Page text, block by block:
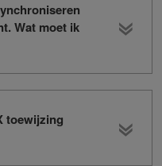
Wat moet ik
toewijzing